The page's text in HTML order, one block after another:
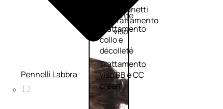
idratante
Trattamento
collo e
décolleté
Trattamento
viso BB e CC
cream
Cofanetti
trattamento
viso
Pennelli Labbra